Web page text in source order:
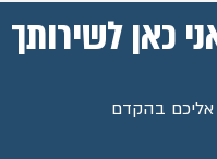
כאן לשירותך
אליכם בהקדם